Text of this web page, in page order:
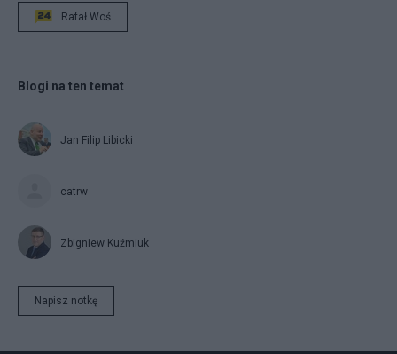
Rafał Woś
Blogi na ten temat
Jan Filip Libicki
catrw
Zbigniew Kuźmiuk
Napisz notkę